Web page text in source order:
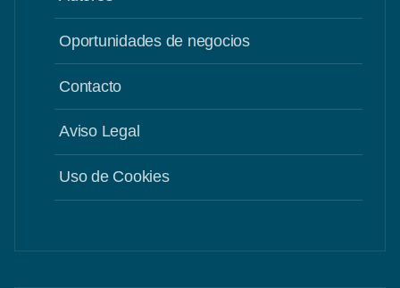
Oportunidades de negocios
Contacto
Aviso Legal
Uso de Cookies